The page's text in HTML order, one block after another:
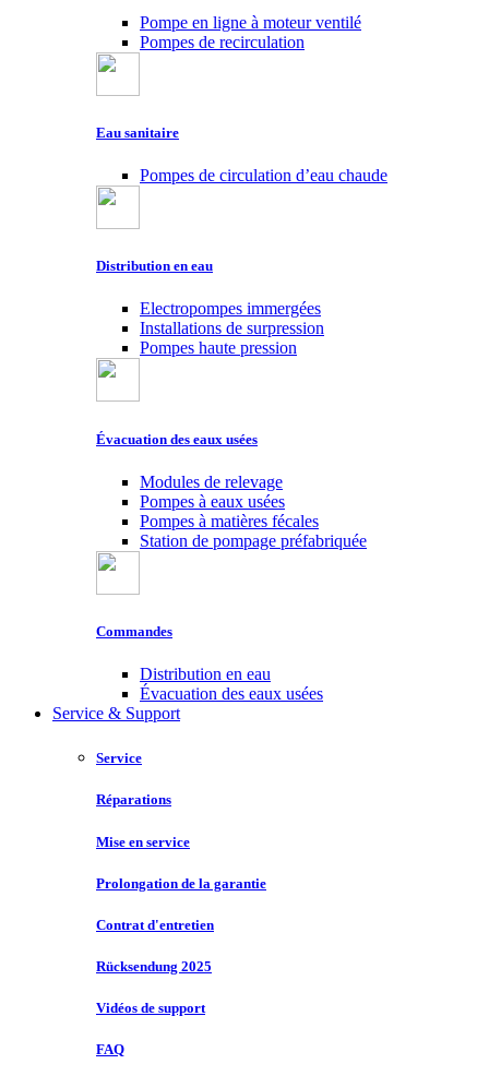
Pompe en ligne à moteur ventilé
Pompes de recirculation
Eau sanitaire
Pompes de circulation d’eau chaude
Distribution en eau
Electropompes immergées
Installations de surpression
Pompes haute pression
Évacuation des eaux usées
Modules de relevage
Pompes à eaux usées
Pompes à matières fécales
Station de pompage préfabriquée
Commandes
Distribution en eau
Évacuation des eaux usées
Service & Support
Service
Réparations
Mise en service
Prolongation de la garantie
Contrat d'entretien
Rücksendung 2025
Vidéos de support
FAQ